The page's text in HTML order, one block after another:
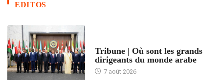
EDITOS
Tribune | Où sont les grands
dirigeants du monde arabe
7 août 2026